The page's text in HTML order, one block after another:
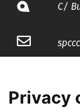
C/
Privacy